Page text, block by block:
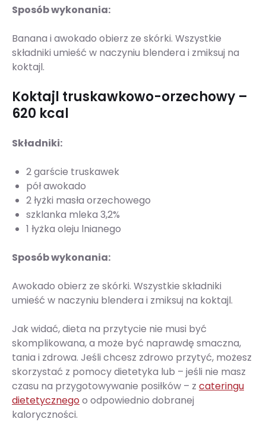
Sposób wykonania:
Banana i awokado obierz ze skórki. Wszystkie
składniki umieść w naczyniu blendera i zmiksuj na
koktajl.
Koktajl truskawkowo-orzechowy –
620 kcal
Składniki:
2 garście truskawek
pół awokado
2 łyżki masła orzechowego
szklanka mleka 3,2%
1 łyżka oleju lnianego
Sposób wykonania:
Awokado obierz ze skórki. Wszystkie składniki
umieść w naczyniu blendera i zmiksuj na koktajl.
Jak widać, dieta na przytycie nie musi być
skomplikowana, a może być naprawdę smaczna,
tania i zdrowa. Jeśli chcesz zdrowo przytyć, możesz
skorzystać z pomocy dietetyka lub – jeśli nie masz
czasu na przygotowywanie posiłków – z cateringu
dietetycznegoo odpowiednio dobranej
kaloryczności.